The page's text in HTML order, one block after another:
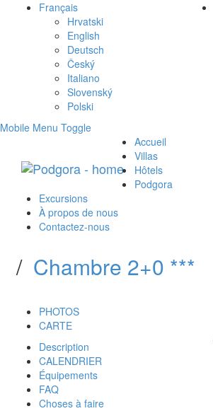
Français
Hrvatski
English
Deutsch
Český
Italiano
Slovenský
Polski
Mobile Menu Toggle
Accueil
Villas
Hôtels
Podgora
Excursions
À propos de nous
Contactez-nous
/ Chambre 2+0 ***
PHOTOS
CARTE
Description
CALENDRIER
Équipements
FAQ
Choses à faire